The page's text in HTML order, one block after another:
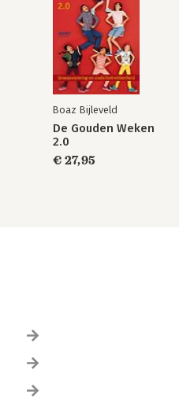
Boaz Bijleveld
De Gouden Weken
2.0
€ 27,95